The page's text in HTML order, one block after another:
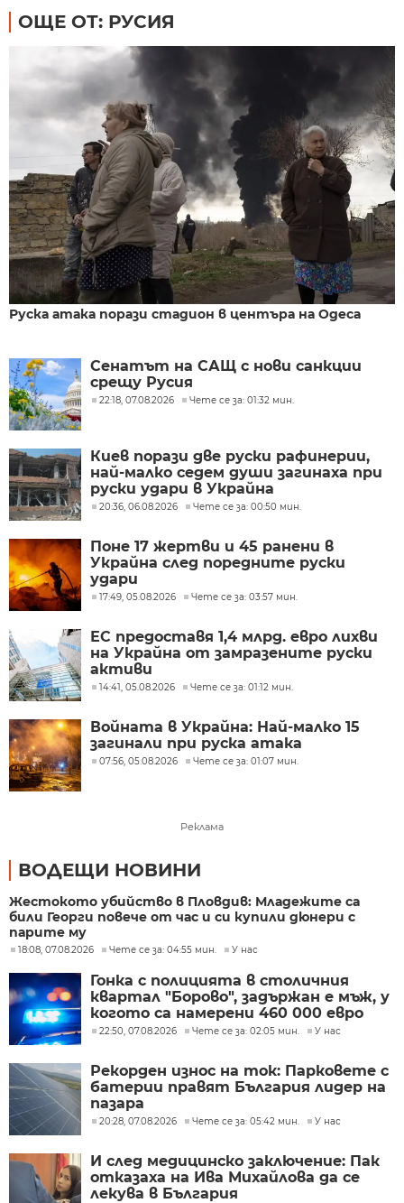
ОЩЕ ОТ: РУСИЯ
Руска атака порази стадион в центъра на Одеса
Сенатът на САЩ с нови санкции
срещу Русия
22:18, 07.08.2026 Чете се за: 01:32 мин.
Киев порази две руски рафинерии,
най-малко седем души загинаха при
руски удари в Украйна
20:36, 06.08.2026 Чете се за: 00:50 мин.
Поне 17 жертви и 45 ранени в
Украйна след поредните руски
удари
17:49, 05.08.2026 Чете се за: 03:57 мин.
ЕС предоставя 1,4 млрд. евро лихви
на Украйна от замразените руски
активи
14:41, 05.08.2026 Чете се за: 01:12 мин.
Войната в Украйна: Най-малко 15
загинали при руска атака
07:56, 05.08.2026 Чете се за: 01:07 мин.
Реклама
ВОДЕЩИ НОВИНИ
Жестокото убийство в Пловдив: Младежите са
били Георги повече от час и си купили дюнери с
парите му
18:08, 07.08.2026 Чете се за: 04:55 мин. У нас
Гонка с полицията в столичния
квартал "Борово", задържан е мъж, у
когото са намерени 460 000 евро
22:50, 07.08.2026 Чете се за: 02:05 мин. У нас
Рекорден износ на ток: Парковете с
батерии правят България лидер на
пазара
20:28, 07.08.2026 Чете се за: 05:42 мин. У нас
И след медицинско заключение: Пак
отказаха на Ива Михайлова да се
лекува в България